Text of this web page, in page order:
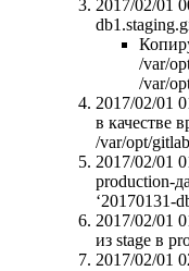
2017/02/01
/var/
/var/
2017/02/01
в качестве
/var/opt/
2017/02/01
production-
‘20170131-
2017/02/01
из stage в
2017/02/01